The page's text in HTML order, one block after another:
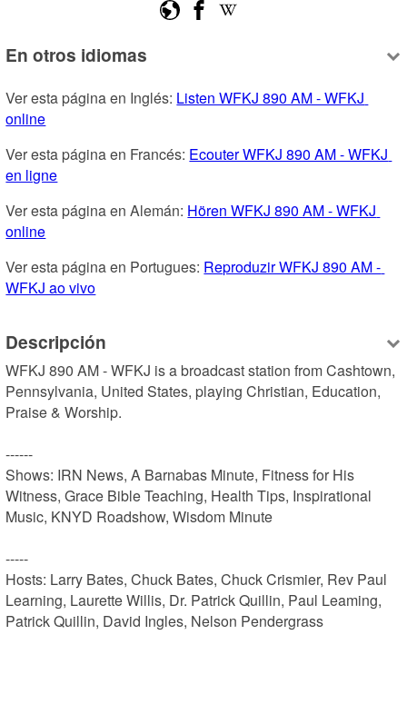
En otros idiomas
Ver esta página en Inglés: Listen WFKJ 890 AM - WFKJ
online
Ver esta página en Francés: Ecouter WFKJ 890 AM - WFKJ
en ligne
Ver esta página en Alemán: Hören WFKJ 890 AM - WFKJ
online
Ver esta página en Portugues: Reproduzir WFKJ 890 AM -
WFKJ ao vivo
Descripción
WFKJ 890 AM - WFKJ is a broadcast station from Cashtown,
Pennsylvania, United States, playing Christian, Education,
Praise & Worship.
------
Shows: IRN News, A Barnabas Minute, Fitness for His
Witness, Grace Bible Teaching, Health Tips, Inspirational
Music, KNYD Roadshow, Wisdom Minute
-----
Hosts: Larry Bates, Chuck Bates, Chuck Crismier, Rev Paul
Learning, Laurette Willis, Dr. Patrick Quillin, Paul Leaming,
Patrick Quillin, David Ingles, Nelson Pendergrass